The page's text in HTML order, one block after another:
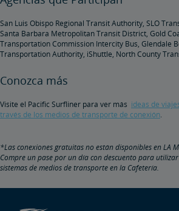
San Luis Obispo Regional Transit Authority, SLO
Santa Barbara Metropolitan Transit District, Gold
Transportation Commission Intercity Bus, Glendale
Transportation Authority, iShuttle, North County
Conozca más
Visite el Pacific Surfliner para ver más ideas de
través de los medios de transporte de conexión.
*Las conexiones gratuitas no están disponibles en LA
Compre un pase por un día con descuento para
sistemas de medios de transporte en la Cafetería.